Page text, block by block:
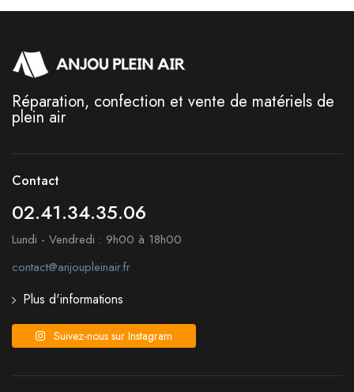
Réparation, confection et vente de matériels de
plein air
Contact
02.41.34.35.06
Lundi - Vendredi : 9h00 à 18h00
contact@anjoupleinair.fr
Plus d'informations
Suivez-nous sur Instagram